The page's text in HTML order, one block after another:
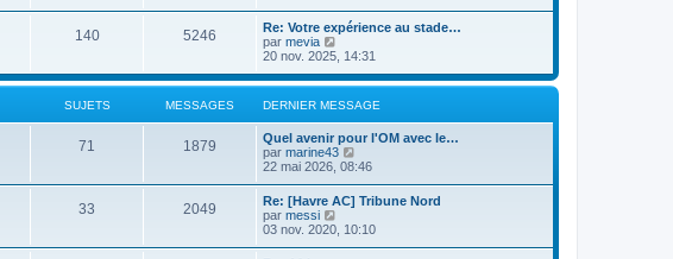
a
g
m
e
s
a
g
e
r
n
i
e
r
m
s
s
a
g
e
l
e
e
r
n
i
e
r
m
e
s
s
a
e
l
t
e
r
l
e
d
e
n
e
r
e
s
140 5246
Re: Votre expérience au stade…
par mevia
s
l
t
e
r
e
d
n
i
20 nov. 2025, 14:31
SUJETS MESSAGES DERNIER MESSAGE
71 1879
Quel avenir pour l'OM avec le…
par marine43
o
s
u
l
t
e
22 mai 2026, 08:46
33 2049
Re: [Havre AC] Tribune Nord
par messi
03 nov. 2020, 10:10